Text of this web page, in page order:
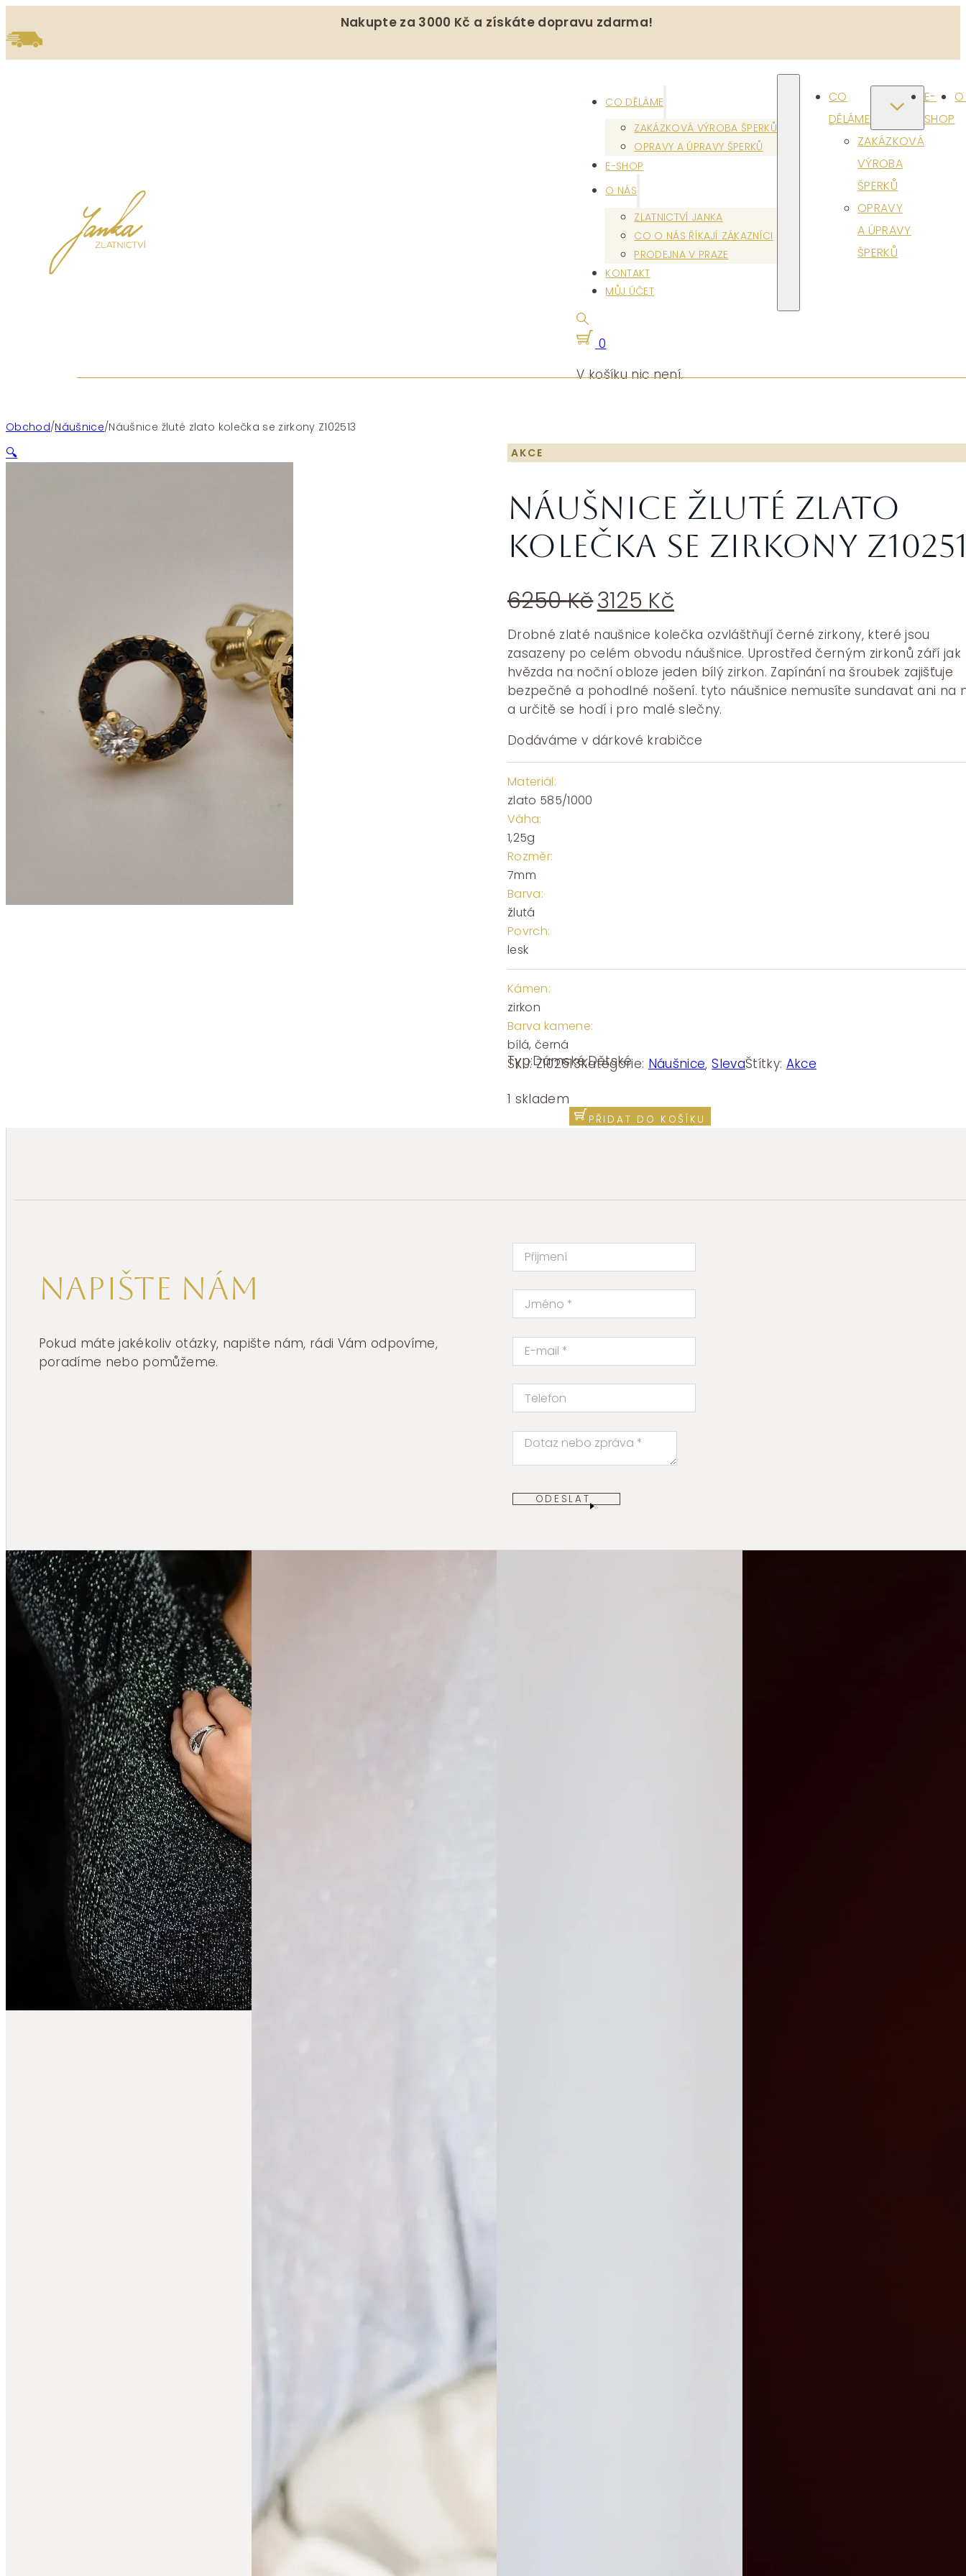
Nakupte za 3000 Kč a získáte dopravu zdarma!
CO DĚLÁME
ZAKÁZKOVÁ VÝROBA ŠPERKŮ
OPRAVY A ÚPRAVY ŠPERKŮ
E-SHOP
O NÁS
ZLATNICTVÍ JANKA
CO O NÁS ŘÍKAJÍ ZÁKAZNÍCI
PRODEJNA V PRAZE
KONTAKT
MŮJ ÚČET
CO
DĚLÁME
ZAKÁZKOVÁ
VÝROBA
ŠPERKŮ
OPRAVY
A ÚPRAVY
ŠPERKŮ
E-
SHOP
0
V košíku nic není.
Obchod/Náušnice/Náušnice žluté zlato kolečka se zirkony Z102513
🔍 AKCE
Náušnice žluté zlato
kolečka se zirkony
6250KčPůvodní
cena
byla:
6250 Kč.
3125 Kč
cena
je:
3125 Kč.
Drobné zlaté naušnice kolečka ozvláštňují černé zirkony, které jsou
zasazeny po celém obvodu náušnice. Uprostřed černým zirkonů září jak
hvězda na noční obloze jeden bílý zirkon. Zapínání na šroubek zajišťuje
bezpečné a pohodlné nošení. tyto náušnice nemusíte sundavat ani na
a určitě se hodí i pro malé slečny.
Dodáváme v dárkové krabičce
Materiál:
zlato 585/1000
Váha:
1,25g
Rozměr:
7mm
Barva:
žlutá
Povrch:
lesk
Kámen:
zirkon
Barva kamene:
bílá, černá
SKU:Z102513Kategorie: Náušnice,SlevaŠtítky: Akce
Typ:Dámské,Dětské
1 sklademžluté
zlatoPŘIDAT DO KOŠÍKU
Napište nám
Pokud máte jakékoliv otázky, napište nám, rádi Vám odpovíme,
poradíme nebo pomůžeme.
ODESLAT